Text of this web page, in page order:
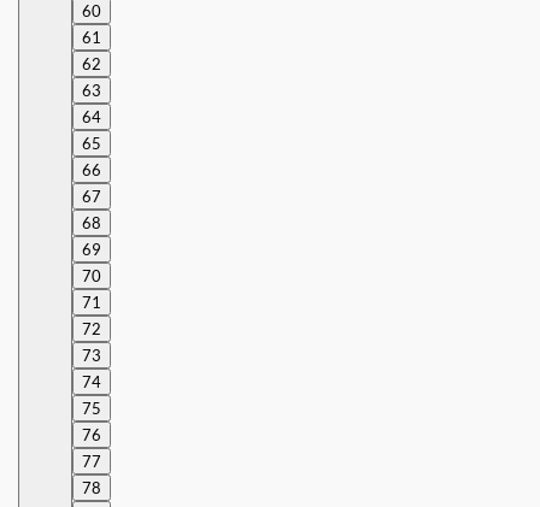
60
61
62
63
64
65
66
67
68
69
70
71
72
73
74
75
76
77
78